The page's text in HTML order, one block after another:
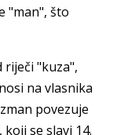
"man", što
riječi "kuza",
na vlasnika
povezuje
se slavi 14.